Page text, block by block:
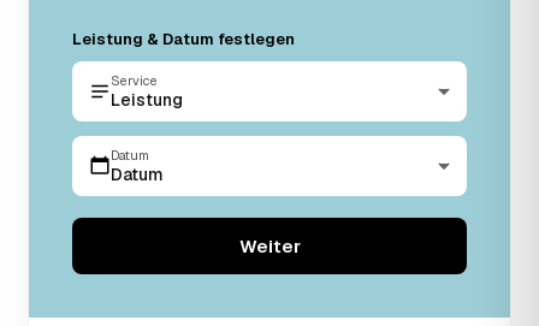
Leistung & Datum festlegen
Service
Leistung
Datum
Datum
Weiter